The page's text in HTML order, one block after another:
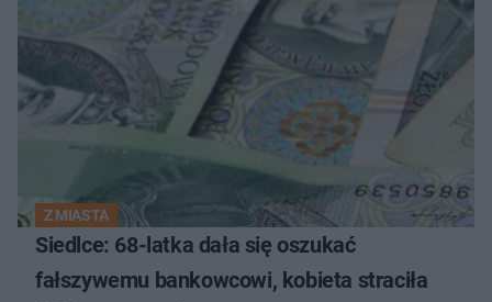
Z MIASTA
Siedlce: 68-latka dała się oszukać
fałszywemu bankowcowi, kobieta straciła